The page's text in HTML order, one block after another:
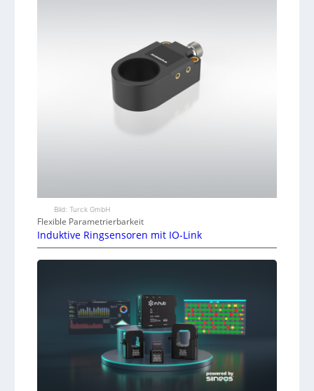
Bild: Turck GmbH
Flexible Parametrierbarkeit
Induktive Ringsensoren mit IO-Link